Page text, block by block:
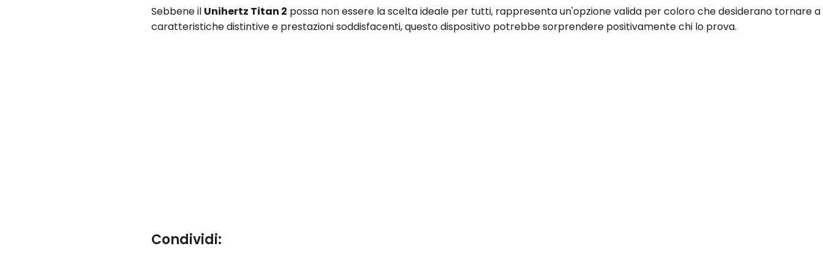
Sebbene il Unihertz Titan 2 possa non essere la scelta ideale per tutti, rappresenta un'opzione valida per coloro che desiderano tornare
caratteristiche distintive e prestazioni soddisfacenti, questo dispositivo potrebbe sorprendere positivamente chi lo prova.
Condividi: